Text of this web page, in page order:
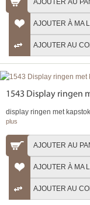
AJOUTER AU
AJOUTER À MA
AJOUTER AU
1543 Display ringen
display ringen met
plus
AJOUTER AU
AJOUTER À MA
AJOUTER AU